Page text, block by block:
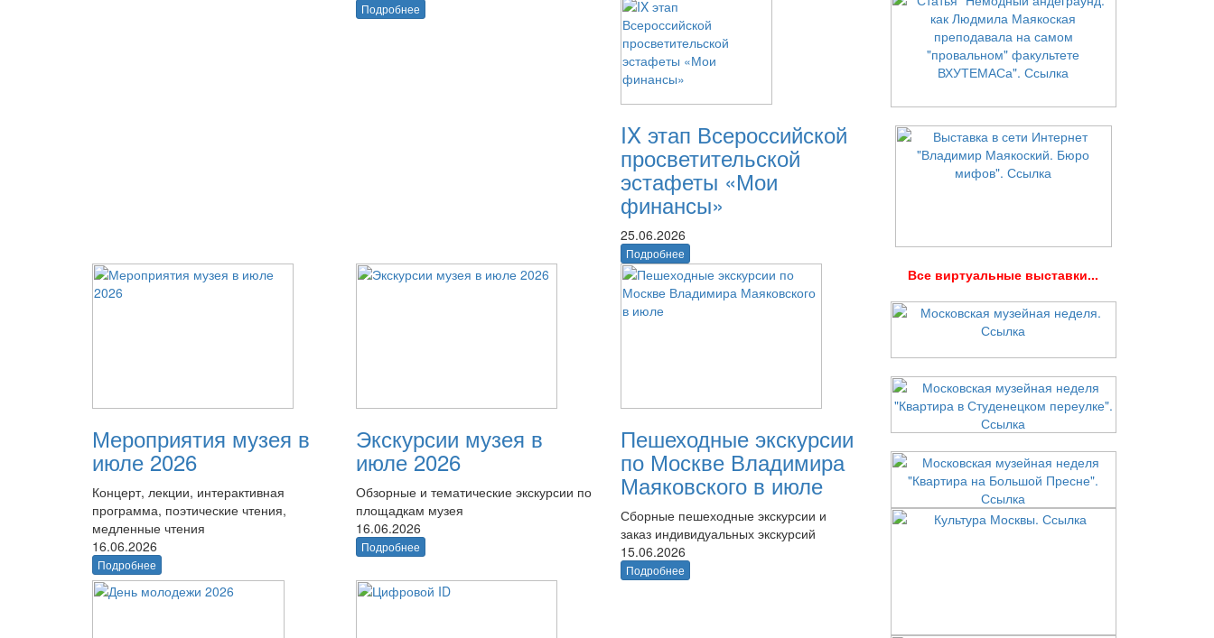
Подробнее
IX этап Всероссийской
просветительской
эстафеты «Мои
финансы»
25.06.2026
Подробнее
Мероприятия музея в
июле 2026
Концерт, лекции, интерактивная
программа, поэтические чтения,
медленные чтения
16.06.2026
Подробнее
Экскурсии музея в
июле 2026
Обзорные и тематические экскурсии по
площадкам музея
16.06.2026
Подробнее
Пешеходные экскурсии
по Москве Владимира
Маяковского в июле
Сборные пешеходные экскурсии и
заказ индивидуальных экскурсий
15.06.2026
Подробнее
Все виртуальные выставки...